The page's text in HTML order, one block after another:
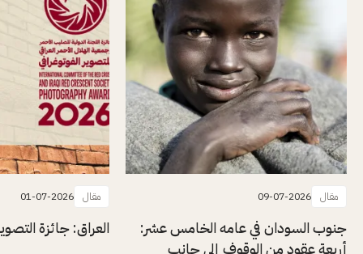
مقال 09-07-2026
جنوب السودان في عامه الخامس عشر:
أربعة عقود من الوقوف إلى جانب
مقال 01-07-2026
العراق: جائزة التصوير